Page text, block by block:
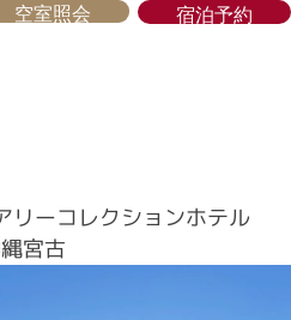
空室照会 宿泊予約
リーコレクションホテル
宮古